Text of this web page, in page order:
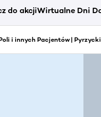
do akcjiWirtualne Dni
i innych Pacjentów |